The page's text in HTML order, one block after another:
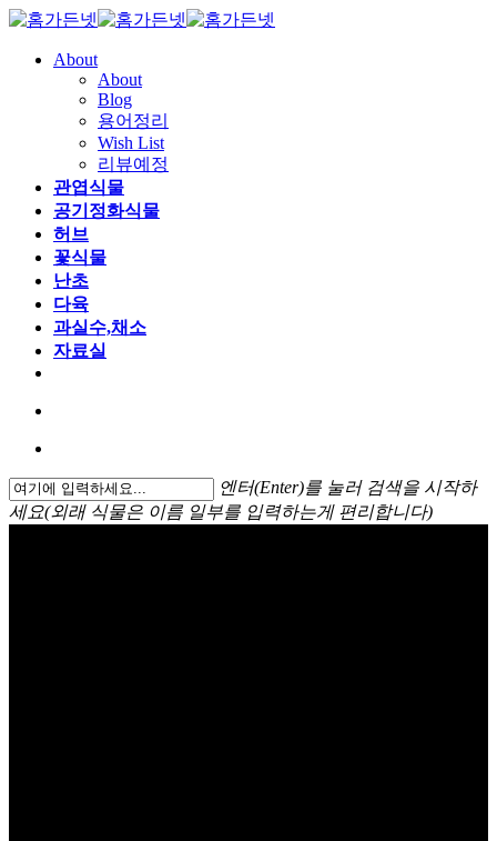
About
About
Blog
용어정리
Wish List
리뷰예정
관엽식물
공기정화식물
허브
꽃식물
난초
다육
과실수,채소
자료실
엔터(Enter)를 눌러 검색을 시작하
세요(외래 식물은 이름 일부를 입력하는게 편리합니다)